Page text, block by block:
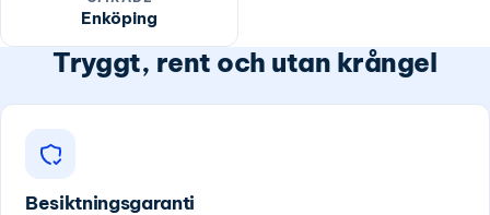
Enköping
Tryggt, rent och utan krångel
Besiktningsgaranti